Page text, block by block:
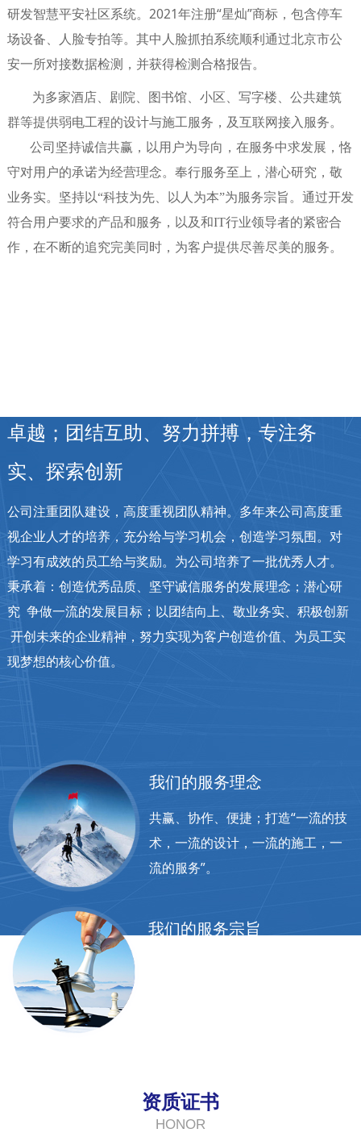
研发智慧平安社区系统。2021年注册“星灿”商标，包含停车
场设备、人脸专拍等。其中人脸抓拍系统顺利通过北京市公
安一所对接数据检测，并获得检测合格报告。
为多家酒店、剧院、图书馆、小区、写字楼、公共建筑
群等提供弱电工程的设计与施工服务，及互联网接入服务。
公司坚持诚信共赢，以用户为导向，在服务中求发展，恪
守对用户的承诺为经营理念。奉行服务至上，潜心研究，敬
业务实。坚持以“科技为先、以人为本”为服务宗旨。通过开发
符合用户要求的产品和服务，以及和IT行业领导者的紧密合
作，在不断的追究完美同时，为客户提供尽善尽美的服务。
卓越； 团结互助、努力拼搏，专注务
实、探索创新
公司注重团队建设，高度重视团队精神。 多年来公司高度重
视企业人才的培养，充分给与学习机会，创造学习氛围。对
学习有成效的员工给与奖励。为公司培养了一批优秀人才。
秉承着：创造优秀品质、坚守诚信服务的发展理念；潜心研
究 争做一流的发展目标；以团结向上、敬业务实、积极创新
开创未来的企业精神，努力实现为客户创造价值、为员工实
现梦想的核心价值。
我们的服务理念
共赢、协作、便捷；打造“一流的技
术，一流的设计，一流的施工，一
流的服务”。
我们的服务宗旨
资质证书
HONOR